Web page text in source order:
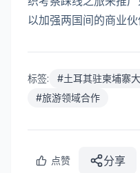
以加强两国间的商业
标签: #土耳其驻柬埔寨
#旅游领域合作
点赞 分享